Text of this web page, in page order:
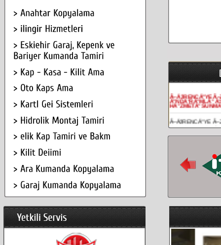
Ã–ÄžRENCÄ°YE
Ä°NDÄ°RÄ°MLÄ°
HÄ°ZMETÄ°
Ã–ÄžRENCÄ°YE
Ä°NDÄ°RÄ°MLÄ°
HÄ°ZMETÄ°